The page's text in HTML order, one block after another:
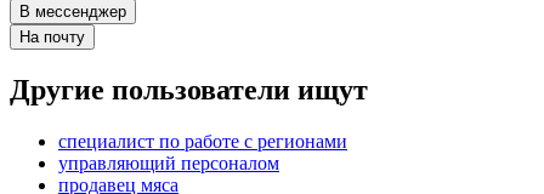
В мессенджер
На почту
Другие пользователи ищут
специалист по работе с регионами
управляющий персоналом
продавец мяса